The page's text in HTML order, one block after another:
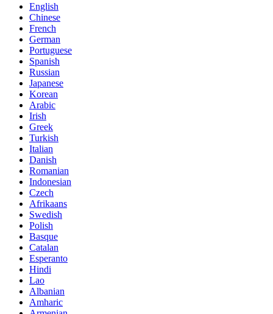
English
Chinese
French
German
Portuguese
Spanish
Russian
Japanese
Korean
Arabic
Irish
Greek
Turkish
Italian
Danish
Romanian
Indonesian
Czech
Afrikaans
Swedish
Polish
Basque
Catalan
Esperanto
Hindi
Lao
Albanian
Amharic